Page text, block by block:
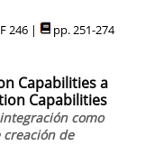
246 | pp. 251-274
Capabilities a
Capabilities
como
de